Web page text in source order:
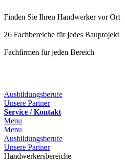
Finden Sie Ihren Handwerker vor Ort
26 Fachbereiche für jedes Bauprojekt
Fachfirmen für jeden Bereich
Ausbildungsberufe
Unsere Partner
Service / Kontakt
Menu
Menu
Ausbildungsberufe
Unsere Partner
Handwerkersbereiche